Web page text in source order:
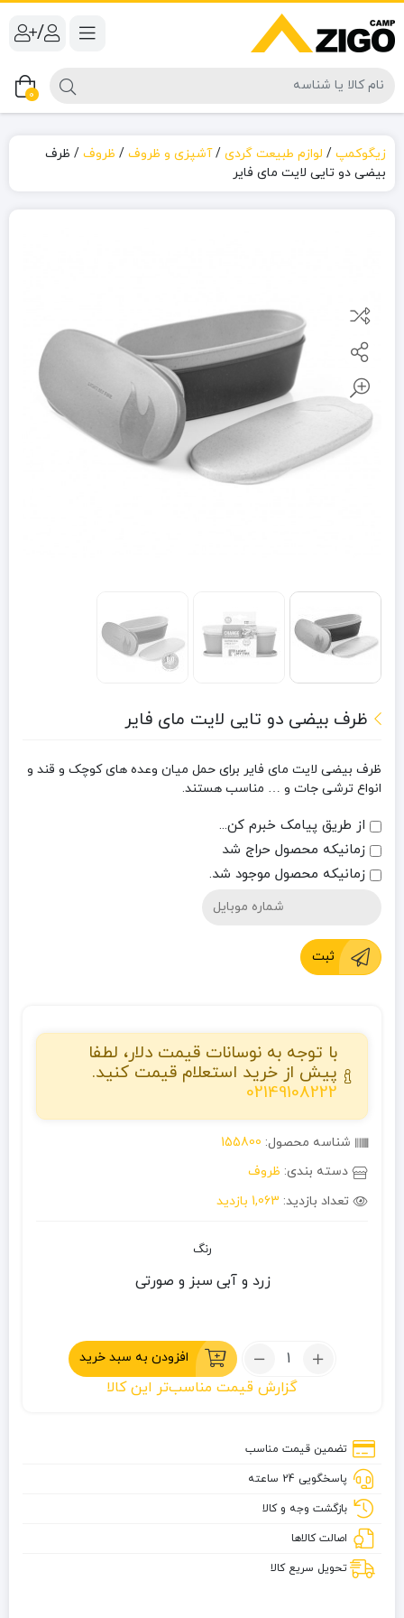
/
0
زیگوکمپ / لوازم طبیعت گردی /آشپزی و ظروف / ظروف / ظرف
بیضی دو تایی لایت مای فایر
ظرف بیضی دو تایی لایت مای فایر
ظرف بیضی لایت مای فایر برای حمل میان وعده های کوچک و قند و
انواع ترشی جات و … مناسب هستند.
از طریق پیامک خبرم کن...
زمانیکه محصول حراج شد
زمانیکه محصول موجود شد.
ثبت
با توجه به نوسانات قیمت دلار، لطفا
پیش از خرید استعلام قیمت کنید.
02149108222
شناسه محصول: 155800
دسته بندی: ظروف
تعداد بازدید: 1,063 بازدید
رنگ
زرد و آبی سبز و صورتی
تعداد:
بیضی
لایت
مای
فایر
افزودن به سبد خرید
گزارش قیمت مناسب‌تر این کالا
تضمین قیمت مناسب
پاسخگویی 24 ساعته
بازگشت وجه و کالا
اصالت کالاها
تحویل سریع کالا